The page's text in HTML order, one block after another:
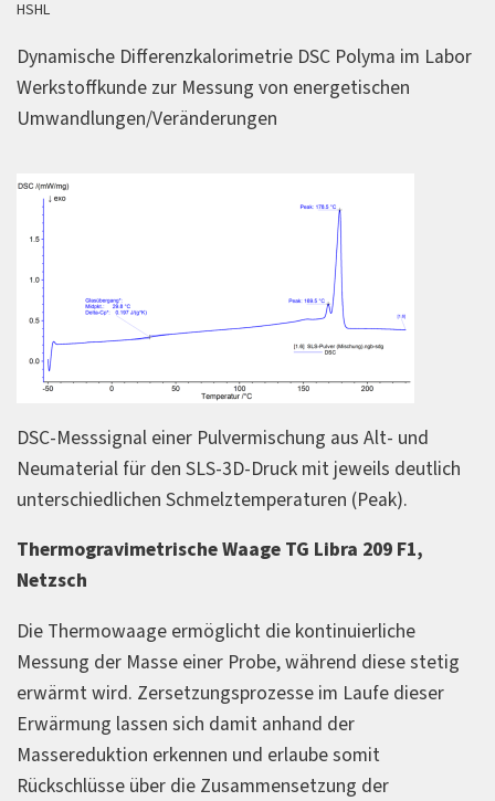
HSHL
Dynamische Differenzkalorimetrie DSC Polyma im Labor
Werkstoffkunde zur Messung von energetischen
Umwandlungen/Veränderungen
DSC-Messsignal einer Pulvermischung aus Alt- und
Neumaterial für den SLS-3D-Druck mit jeweils deutlich
unterschiedlichen Schmelztemperaturen (Peak).
Thermogravimetrische Waage TG Libra 209 F1,
Netzsch
Die Thermowaage ermöglicht die kontinuierliche
Messung der Masse einer Probe, während diese stetig
erwärmt wird. Zersetzungsprozesse im Laufe dieser
Erwärmung lassen sich damit anhand der
Massereduktion erkennen und erlaube somit
Rückschlüsse über die Zusammensetzung der